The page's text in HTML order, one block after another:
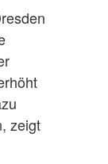
zeigt